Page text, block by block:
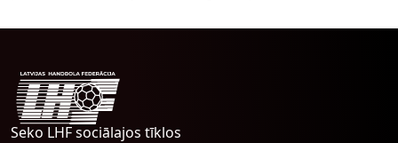
Seko LHF sociālajos tīklos